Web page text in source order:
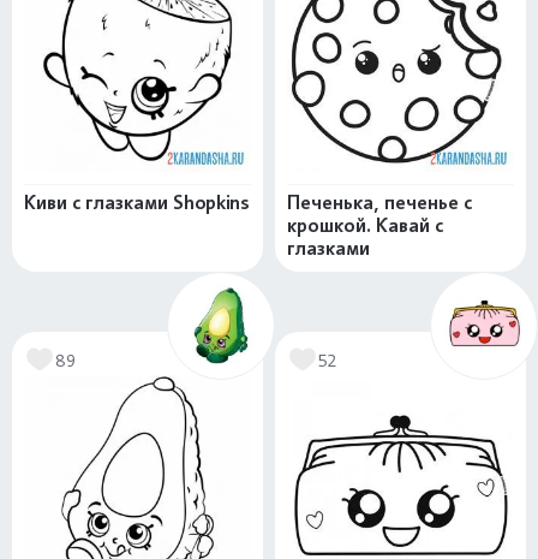
Киви с глазками Shopkins
Печенька, печенье с
крошкой. Кавай с
глазками
89 52